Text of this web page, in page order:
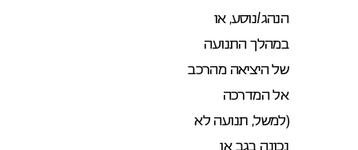
הנהג/נוסע, או
במהלך התנועה
של היציאה מהרכב
אל המדרכה
(למשל, תנועה לא
נכונה בגב או